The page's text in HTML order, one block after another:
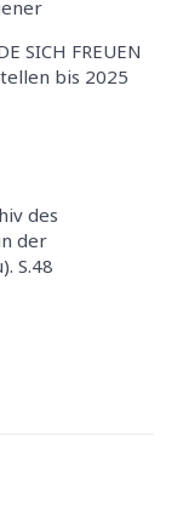
SICH FREUEN
bis 2025
des
der
S.48